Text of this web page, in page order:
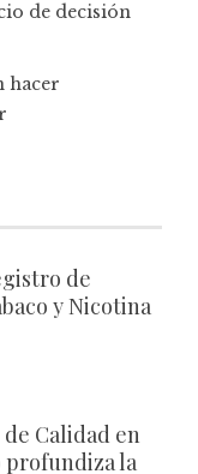
de decisión
hacer
de
y Nicotina
Calidad en
profundiza la